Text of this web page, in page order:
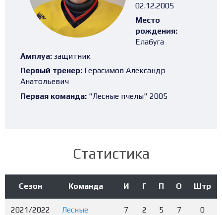
02.12.2005
Место
рождения:
Елабуга
Амплуа: защитник
Первый тренер: Герасимов Александр
Анатольевич
Первая команда: "Лесные пчелы" 2005
Статистика
Сезон Команда И Г П О Штр
2021/2022
Лесные
7 2 5 7 0